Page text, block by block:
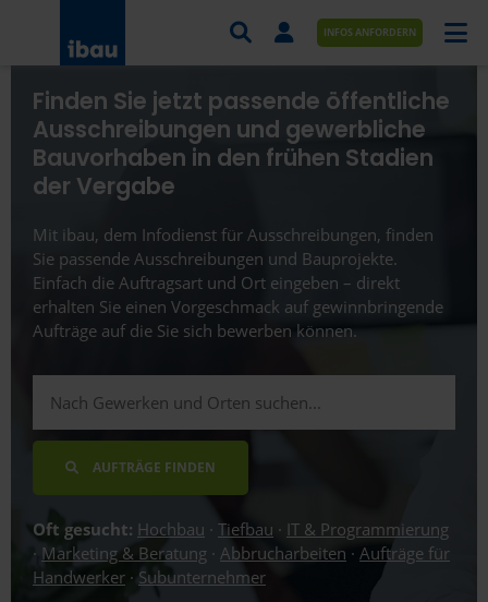
AUFTRÄGE NACH BRANCHE
AUFTRÄGE NACH ORT
SERVICES UND LEISTUNGEN
AKADEMIE
ÜBER UNS
INFOS ANFORDERN
Finden Sie jetzt passende öffentliche
Ausschreibungen und gewerbliche
Bauvorhaben in den frühen Stadien
der Vergabe
Mit ibau, dem Infodienst für Ausschreibungen, finden
Sie passende Ausschreibungen und Bauprojekte.
Einfach die Auftragsart und Ort eingeben – direkt
erhalten Sie einen Vorgeschmack auf gewinnbringende
Aufträge auf die Sie sich bewerben können.
AUFTRÄGE FINDEN
Oft gesucht: Hochbau · Tiefbau · IT & Programmierung
· Marketing & Beratung · Abbrucharbeiten · Aufträge für
Handwerker · Subunternehmer